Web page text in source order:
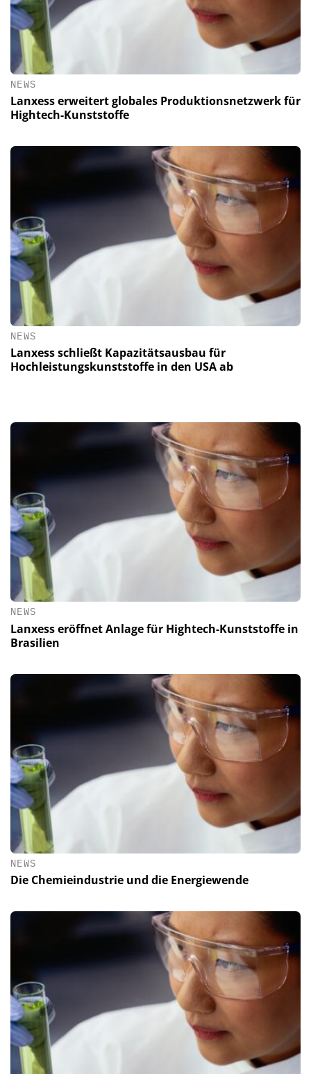
NEWS
Lanxess erweitert globales Produktionsnetzwerk für
Hightech-Kunststoffe
NEWS
Lanxess schließt Kapazitätsausbau für
Hochleistungskunststoffe in den USA ab
NEWS
Lanxess eröffnet Anlage für Hightech-Kunststoffe in
Brasilien
NEWS
Die Chemieindustrie und die Energiewende